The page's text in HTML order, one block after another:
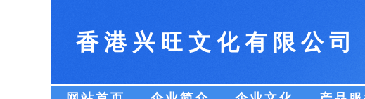
香港兴旺文化有限公司